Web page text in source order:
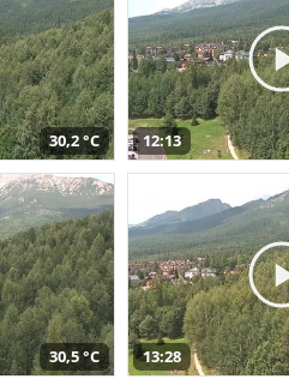
30,2 °C 12:13
30,5 °C 13:28